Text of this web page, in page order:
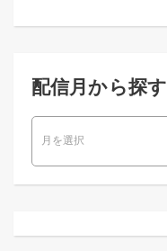
配信月から探す